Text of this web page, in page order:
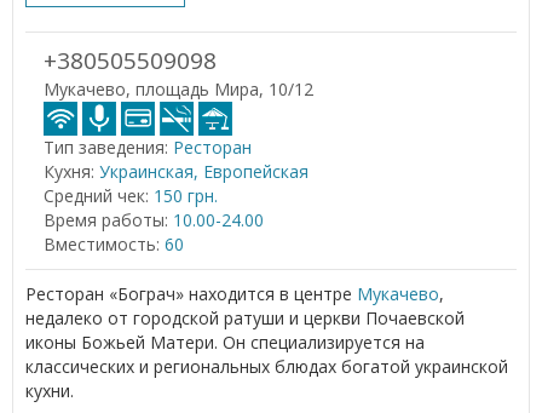
+380505509098
Мукачево, площадь Мира, 10/12
Тип заведения: Ресторан
Кухня: Украинская, Европейская
Средний чек: 150 грн.
Время работы: 10.00-24.00
Вместимость: 60
Ресторан «Бограч» находится в центре Мукачево,
недалеко от городской ратуши и церкви Почаевской
иконы Божьей Матери. Он специализируется на
классических и региональных блюдах богатой украинской
кухни.